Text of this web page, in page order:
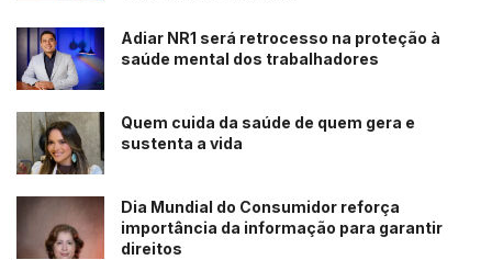
Adiar NR1 será retrocesso na proteção à
saúde mental dos trabalhadores
Quem cuida da saúde de quem gera e
sustenta a vida
Dia Mundial do Consumidor reforça
importância da informação para garantir
direitos